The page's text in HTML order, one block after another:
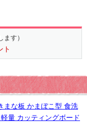
ます）
ト
まな板 かまぼこ型 食洗
量 カッティングボード